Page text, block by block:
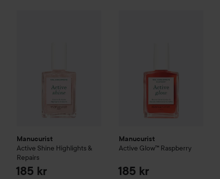
Manucurist
Active Shine Highlights &
Repairs
185 kr
Manucurist
Active Glow™ Raspberry
185 kr